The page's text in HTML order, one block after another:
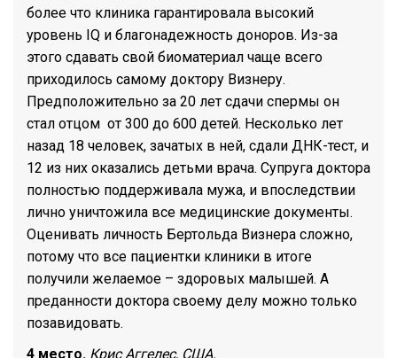
более что клиника гарантировала высокий
уровень IQ и благонадежность доноров. Из-за
этого сдавать свой биоматериал чаще всего
приходилось самому доктору Визнеру.
Предположительно за 20 лет сдачи спермы он
стал отцом от 300 до 600 детей. Несколько лет
назад 18 человек, зачатых в ней, сдали ДНК-тест, и
12 из них оказались детьми врача. Супруга доктора
полностью поддерживала мужа, и впоследствии
лично уничтожила все медицинские документы.
Оценивать личность Бертольда Визнера сложно,
потому что все пациентки клиники в итоге
получили желаемое – здоровых малышей. А
преданности доктора своему делу можно только
позавидовать.
4 место. Крис Аггелес, США.